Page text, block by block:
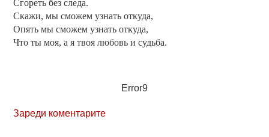
Сгореть без следа.
Скажи, мы сможем узнать откуда,
Опять мы сможем узнать откуда,
Что ты моя, а я твоя любовь и судьба.
Error9
Зареди коментарите